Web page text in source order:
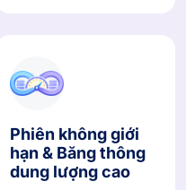
Phiên không giới
hạn & Băng thông
dung lượng cao